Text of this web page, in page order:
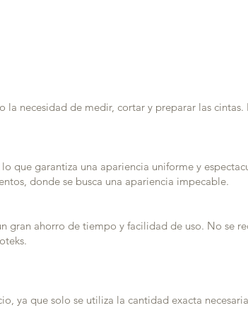
la necesidad de medir, cortar y preparar las
que garantiza una apariencia uniforme y
donde se busca una apariencia impecable.
gran ahorro de tiempo y facilidad de uso. No se
ya que solo se utiliza la cantidad exacta